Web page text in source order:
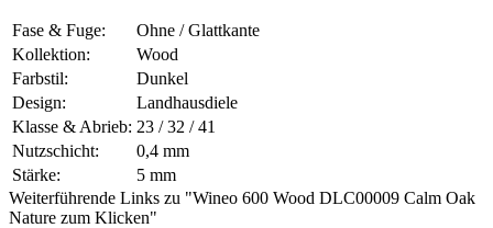
Fase & Fuge:
Ohne / Glattkante
Kollektion:
Wood
Farbstil:
Dunkel
Design:
Landhausdiele
Klasse & Abrieb: 23 / 32 / 41
Nutzschicht:
0,4 mm
Stärke:
5 mm
Weiterführende Links zu "Wineo 600 Wood DLC00009 Calm Oak
Nature zum Klicken"